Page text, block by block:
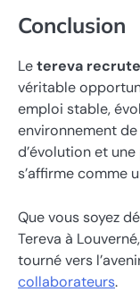
Conclusion
Letereva
véritable
emploi stable,
environnement
d’évolution et
s’affirme comme
Que vous soyez
Tereva à
tourné vers
collaborateurs.